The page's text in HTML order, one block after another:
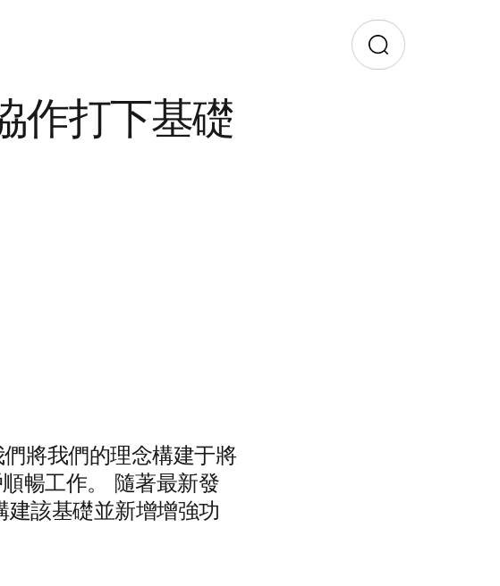
作打下基礎
將我們的理念構建于將
暢工作。 隨著最新發
建該基礎並新增增強功